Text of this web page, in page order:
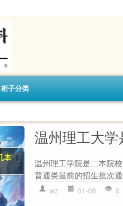
柜子分类
温州理工大学
温州理工学院是二本院
普通类最前的招生批次
wz 01-08 0